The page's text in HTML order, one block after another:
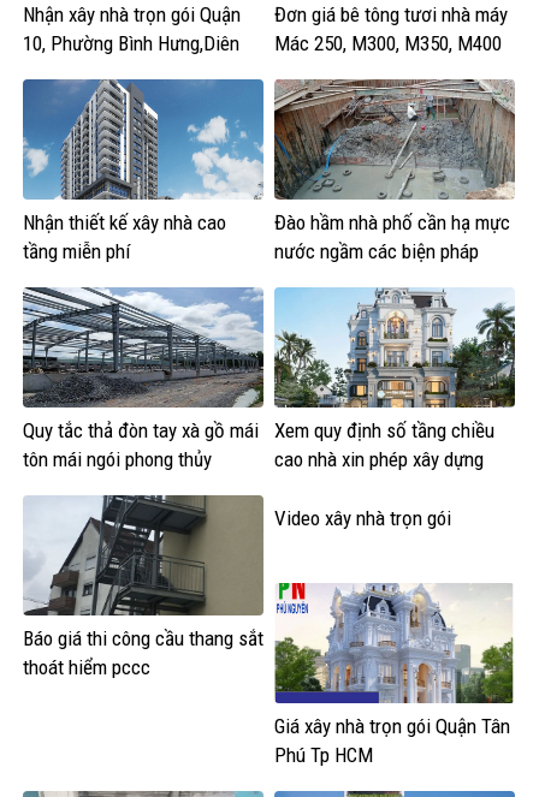
Nhận xây nhà trọn gói Quận
10, Phường Bình Hưng,Diên
Đơn giá bê tông tươi nhà máy
Mác 250, M300, M350, M400
Nhận thiết kế xây nhà cao
tầng miễn phí
Đào hầm nhà phố cần hạ mực
nước ngầm các biện pháp
Quy tắc thả đòn tay xà gồ mái
tôn mái ngói phong thủy
Xem quy định số tầng chiều
cao nhà xin phép xây dựng
Báo giá thi công cầu thang sắt
thoát hiểm pccc
Video xây nhà trọn gói
Giá xây nhà trọn gói Quận Tân
Phú Tp HCM